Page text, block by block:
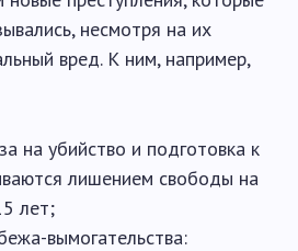
несмотря на их
вред. К ним, например,
на убийство и подготовка к
лишением свободы на
лет;
вымогательства: